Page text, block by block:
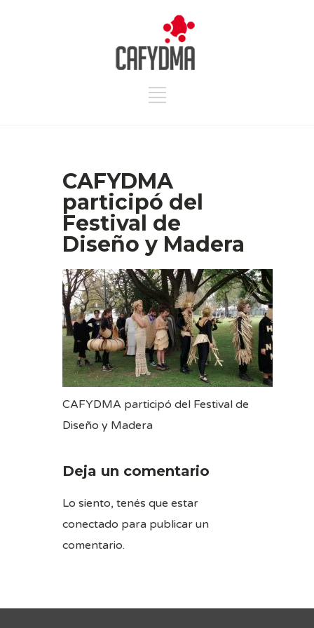
CAFYDMA
participó del
Festival de
Diseño y Madera
CAFYDMA participó del Festival de
Diseño y Madera
Deja un comentario
Lo siento, tenés que estar
conectado para publicar un
comentario.